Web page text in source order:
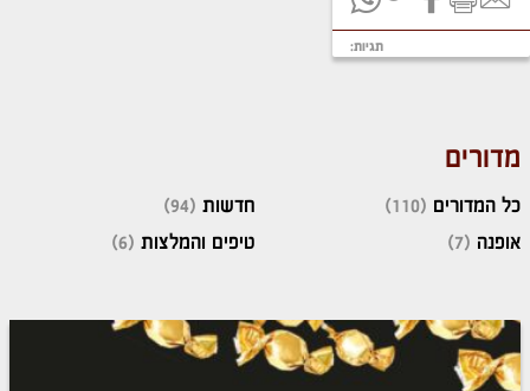
תגיות:
מדורים
כל המדורים (110)
אופנה (7)
חדשות (94)
טיפים והמלצות (6)